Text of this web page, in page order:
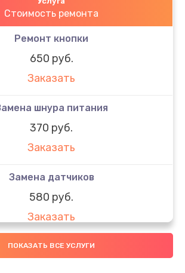
Стоимость ремонта
Ремонт кнопки
650 руб.
Заказать
шнура питания
370 руб.
Заказать
Замена датчиков
580 руб.
Заказать
Комплексная чистка
ПОКАЗАТЬ ВСЕ УСЛУГИ